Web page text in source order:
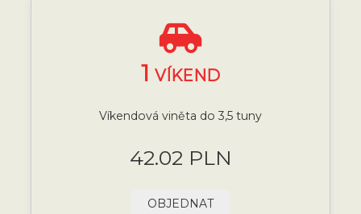
1 VÍKEND
Víkendová viněta do 3,5 tuny
42.02 PLN
OBJEDNAT